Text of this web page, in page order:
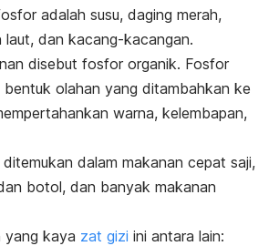
adalah susu, daging merah,
laut, dan kacang-kacangan.
disebut fosfor organik. Fosfor
bentuk olahan yang ditambahkan ke
warna, kelembapan,
dalam makanan cepat saji,
botol, dan banyak makanan
yang kaya zat gizi ini antara lain: